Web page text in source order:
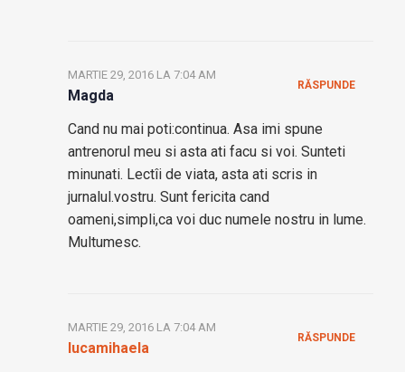
Magda
MARTIE 29, 2016 LA 7:04 AM
Cand nu mai poti:continua. Asa imi spune
antrenorul meu si asta ati facu si voi. Sunteti
minunati. Lectîi de viata, asta ati scris in
jurnalul.vostru. Sunt fericita cand
oameni,simpli,ca voi duc numele nostru in lume.
Multumesc.
RĂSPUNDE
lucamihaela
MARTIE 29, 2016 LA 7:04 AM
RĂSPUNDE